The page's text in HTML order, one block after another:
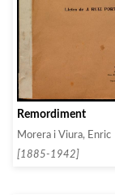
Remordiment
Morera i Viura, Enric
[1885-1942]